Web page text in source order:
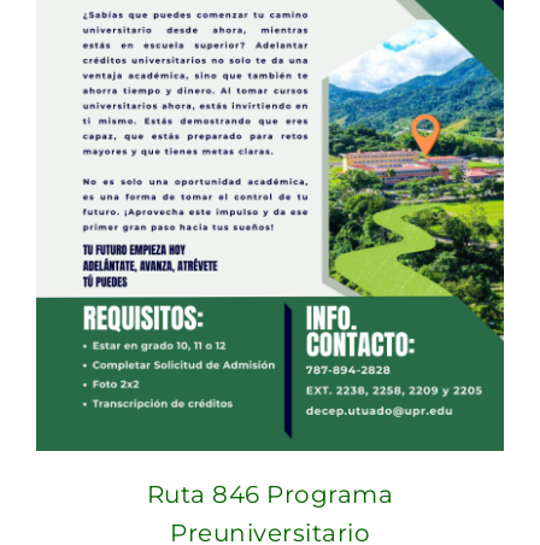
Ruta 846 Programa
Preuniversitario